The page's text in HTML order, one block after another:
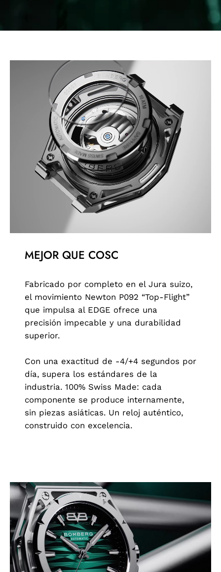
MEJOR QUE COSC
Fabricado por completo en el Jura suizo,
el movimiento Newton P092 “Top-Flight”
que impulsa al EDGE ofrece una
precisión impecable y una durabilidad
superior.
Con una exactitud de -4/+4 segundos por
día, supera los estándares de la
industria. 100% Swiss Made: cada
componente se produce internamente,
sin piezas asiáticas. Un reloj auténtico,
construido con excelencia.